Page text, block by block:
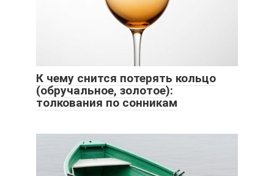
К чему снится потерять кольцо
(обручальное, золотое):
толкования по сонникам